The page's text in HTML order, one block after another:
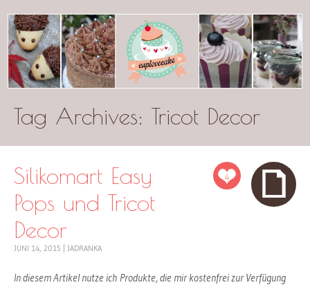
cuplovecake
Tag Archives: Tricot Decor
4
Silikomart Easy
Pops und Tricot
Decor
JUNI 14, 2015 JADRANKA
In diesem Artikel nutze ich Produkte, die mir kostenfrei zur Verfügung